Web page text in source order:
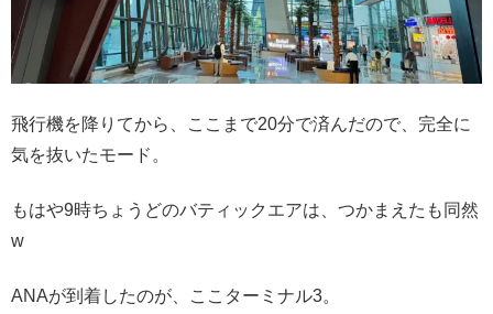
飛行機を降りてから、ここまで20分で済んだので、完全に
気を抜いたモード。
もはや9時ちょうどのバティックエアは、つかまえたも同然
w
ANAが到着したのが、ここターミナル3。